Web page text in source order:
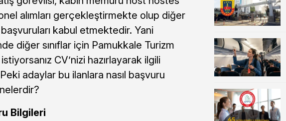
alımları gerçekleştirmekte olup diğer
kabul etmektedir. Yani
diğer sınıflar için Pamukkale Turizm
CV’nizi hazırlayarak ilgili
adaylar bu ilanlara nasıl başvuru
Bilgileri